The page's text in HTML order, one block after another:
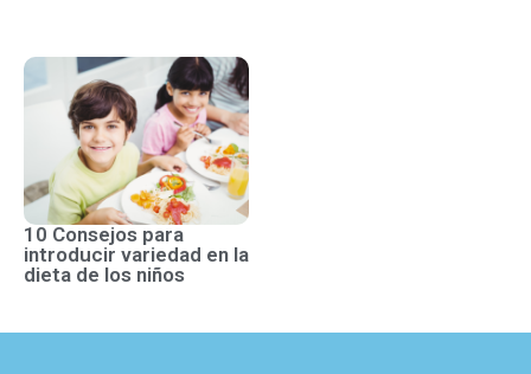
10 Consejos para
introducir variedad en la
dieta de los niños